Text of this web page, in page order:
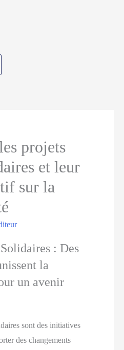
projets
et leur
sur la
: Des
la
un avenir
sont des initiatives
des changements